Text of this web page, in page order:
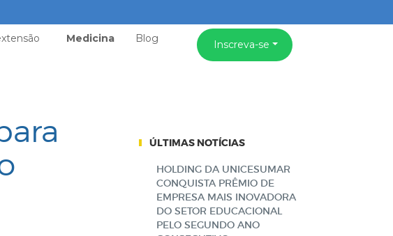
Medicina Blog Inscreva-se
ÚLTIMAS NOTÍCIAS
HOLDING DA UNICESUMAR
CONQUISTA PRÊMIO DE
EMPRESA MAIS INOVADORA
DO SETOR EDUCACIONAL
PELO SEGUNDO ANO